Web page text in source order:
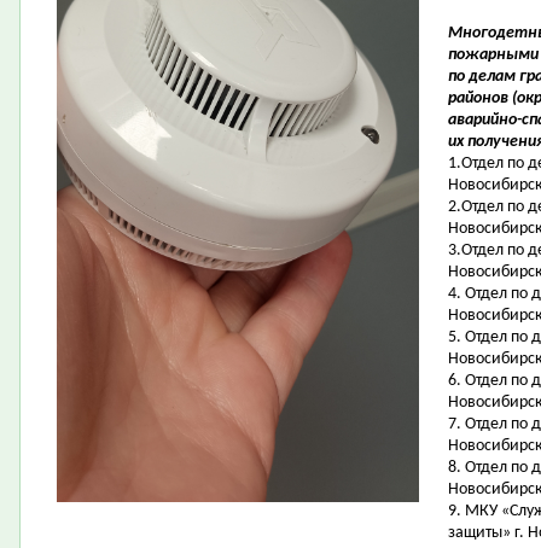
пожарными
по делам
районов
аварийно-
их
1.Отдел по
2.Отдел по
3.Отдел по
4. Отдел по
5. Отдел по
6. Отдел по
7. Отдел по
8. Отдел по
9. МКУ
защиты» г.